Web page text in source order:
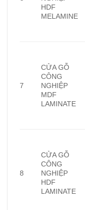
HDF
MELAMINE
7
CỬA GỖ
CÔNG
NGHIỆP
MDF
LAMINATE
8
CỬA GỖ
CÔNG
NGHIỆP
HDF
LAMINATE